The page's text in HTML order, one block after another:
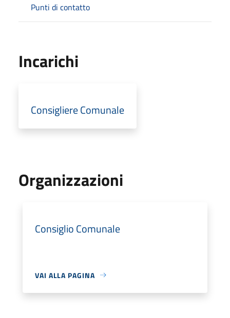
Punti di contatto
Incarichi
Consigliere Comunale
Organizzazioni
Consiglio Comunale
VAI ALLA PAGINA